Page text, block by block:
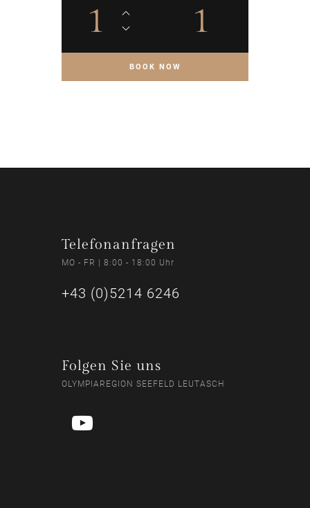
1 1
Telefonanfragen
MO - FR | 8:00 - 18:00 Uhr
+43 (0)5214 6246
Folgen Sie uns
OLYMPIAREGION SEEFELD LEUTASCH